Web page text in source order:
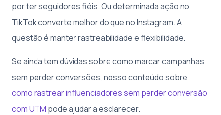
por ter seguidores fiéis. Ou determinada ação no
TikTok converte melhor do que no Instagram. A
questão é manter rastreabilidade e flexibilidade.
Se ainda tem dúvidas sobre como marcar campanhas
sem perder conversões, nosso conteúdo sobre
como rastrear influenciadores sem perder conversão
com UTM pode ajudar a esclarecer.